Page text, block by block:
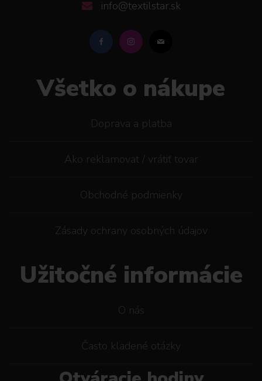
info@textilstar.sk
Všetko o nákupe
Doprava a platba
Ako reklamovat / vrátiť tovar
Obchodné podmienky
Zásady ochrany osobných údajov
Užitočné informácie
O nás
Často kladené otázky